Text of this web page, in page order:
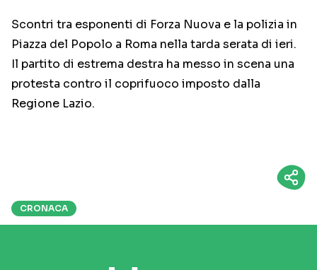
Scontri tra esponenti di Forza Nuova e la polizia in
Piazza del Popolo a Roma nella tarda serata di ieri.
Il partito di estrema destra ha messo in scena una
protesta contro il coprifuoco imposto dalla
Regione Lazio.
CRONACA